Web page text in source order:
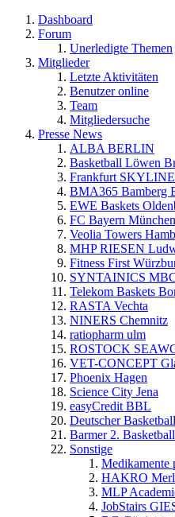
Dashboard
Forum
Unerledigte Themen
Mitglieder
Letzte Aktivitäten
Benutzer online
Team
Mitgliedersuche
Presse News
ALBA BERLIN
Basketball Löwen
Frankfurt
BMA365 Bamberg
EWE Baskets
FC Bayern München
Veolia Towers
MHP RIESEN
Fitness First
SYNTAINICS
Telekom Baskets
RASTA Vechta
NINERS Chemnitz
ratiopharm ulm
ROSTOCK
VET-CONCEPT
Phoenix Hagen
Science City Jena
easyCredit BBL
Deutscher
Barmer 2.
Sonstige
Medikamente
HAKRO
MLP
JobStairs